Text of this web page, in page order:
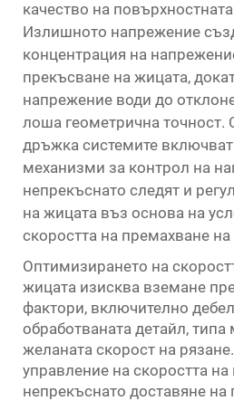
качество на
Излишното напрежение
концентрация на
прекъсване на жицата,
напрежение води до
лоша геометрична точност.
дръжка системите
механизми за контрол на
непрекъснато следят и
на жицата въз основа на
скоростта на премахване
Оптимизирането на
жицата изисква вземане
фактори, включително
обработваната детайл, типа
желаната скорост на
управление на скоростта
непрекъснато доставяне на